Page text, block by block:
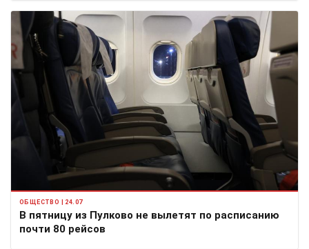
ОБЩЕСТВО | 24.07
В пятницу из Пулково не вылетят по расписанию
почти 80 рейсов